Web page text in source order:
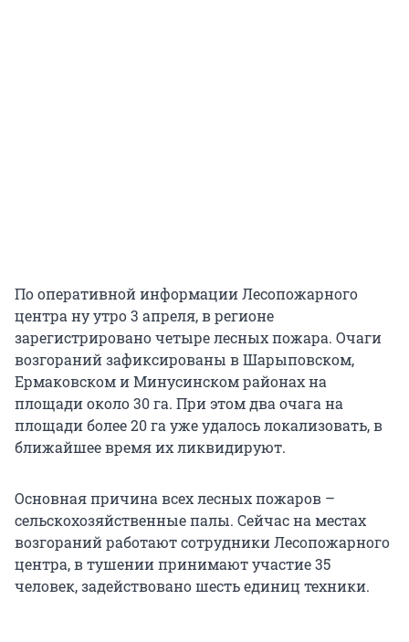
По оперативной информации Лесопожарного
центра ну утро 3 апреля, в регионе
зарегистрировано четыре лесных пожара. Очаги
возгораний зафиксированы в Шарыповском,
Ермаковском и Минусинском районах на
площади около 30 га. При этом два очага на
площади более 20 га уже удалось локализовать, в
ближайшее время их ликвидируют.
Основная причина всех лесных пожаров –
сельскохозяйственные палы. Сейчас на местах
возгораний работают сотрудники Лесопожарного
центра, в тушении принимают участие 35
человек, задействовано шесть единиц техники.